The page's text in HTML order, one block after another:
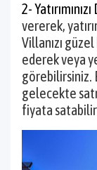
2-
vererek,
Villanızı
ederek veya
görebilirsiniz.
gelecekte
fiyata